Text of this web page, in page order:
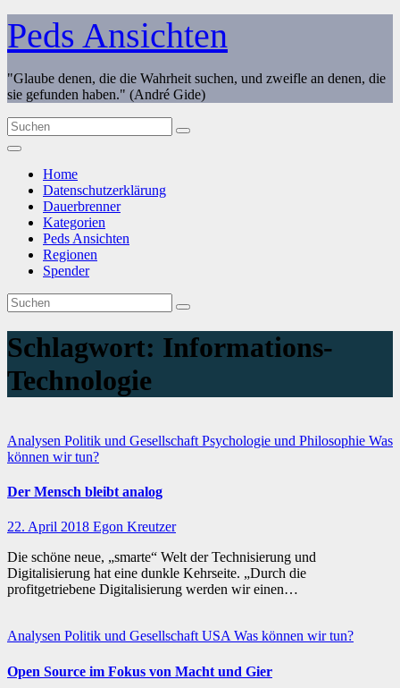
Zum
Inhalt
springen
Peds Ansichten
"Glaube denen, die die Wahrheit suchen, und zweifle an denen, die
sie gefunden haben." (André Gide)
Home
Datenschutzerklärung
Dauerbrenner
Kategorien
Peds Ansichten
Regionen
Spender
Schlagwort: Informations-
Technologie
Analysen Politik und Gesellschaft Psychologie und Philosophie Was
können wir tun?
Der Mensch bleibt analog
22. April 2018 Egon Kreutzer
Die schöne neue, „smarte“ Welt der Technisierung und
Digitalisierung hat eine dunkle Kehrseite. „Durch die
profitgetriebene Digitalisierung werden wir einen…
Analysen Politik und GesellschaftUSAWas können wir tun?
Open Source im Fokus von Macht und Gier